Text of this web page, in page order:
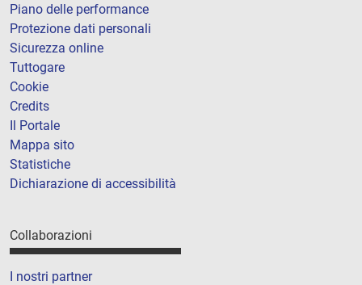
Piano delle performance
Protezione dati personali
Sicurezza online
Tuttogare
Cookie
Credits
Il Portale
Mappa sito
Statistiche
Dichiarazione di accessibilità
Collaborazioni
I nostri partner